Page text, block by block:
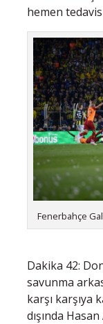
hemen tedavisi
Fenerbahçe
Dakika 42:
savunma
karşı karşıya
dışında